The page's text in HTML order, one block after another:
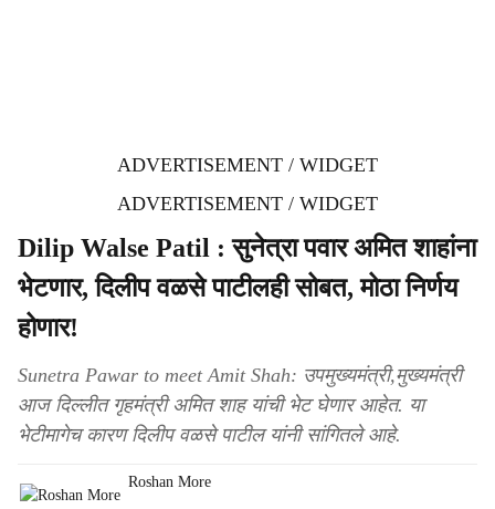
ADVERTISEMENT / WIDGET
ADVERTISEMENT / WIDGET
Dilip Walse Patil : सुनेत्रा पवार अमित शाहांना
भेटणार, दिलीप वळसे पाटीलही सोबत, मोठा निर्णय
होणार!
Sunetra Pawar to meet Amit Shah: उपमुख्यमंत्री,मुख्यमंत्री
आज दिल्लीत गृहमंत्री अमित शाह यांची भेट घेणार आहेत. या
भेटीमागेच कारण दिलीप वळसे पाटील यांनी सांगितले आहे.
Roshan More